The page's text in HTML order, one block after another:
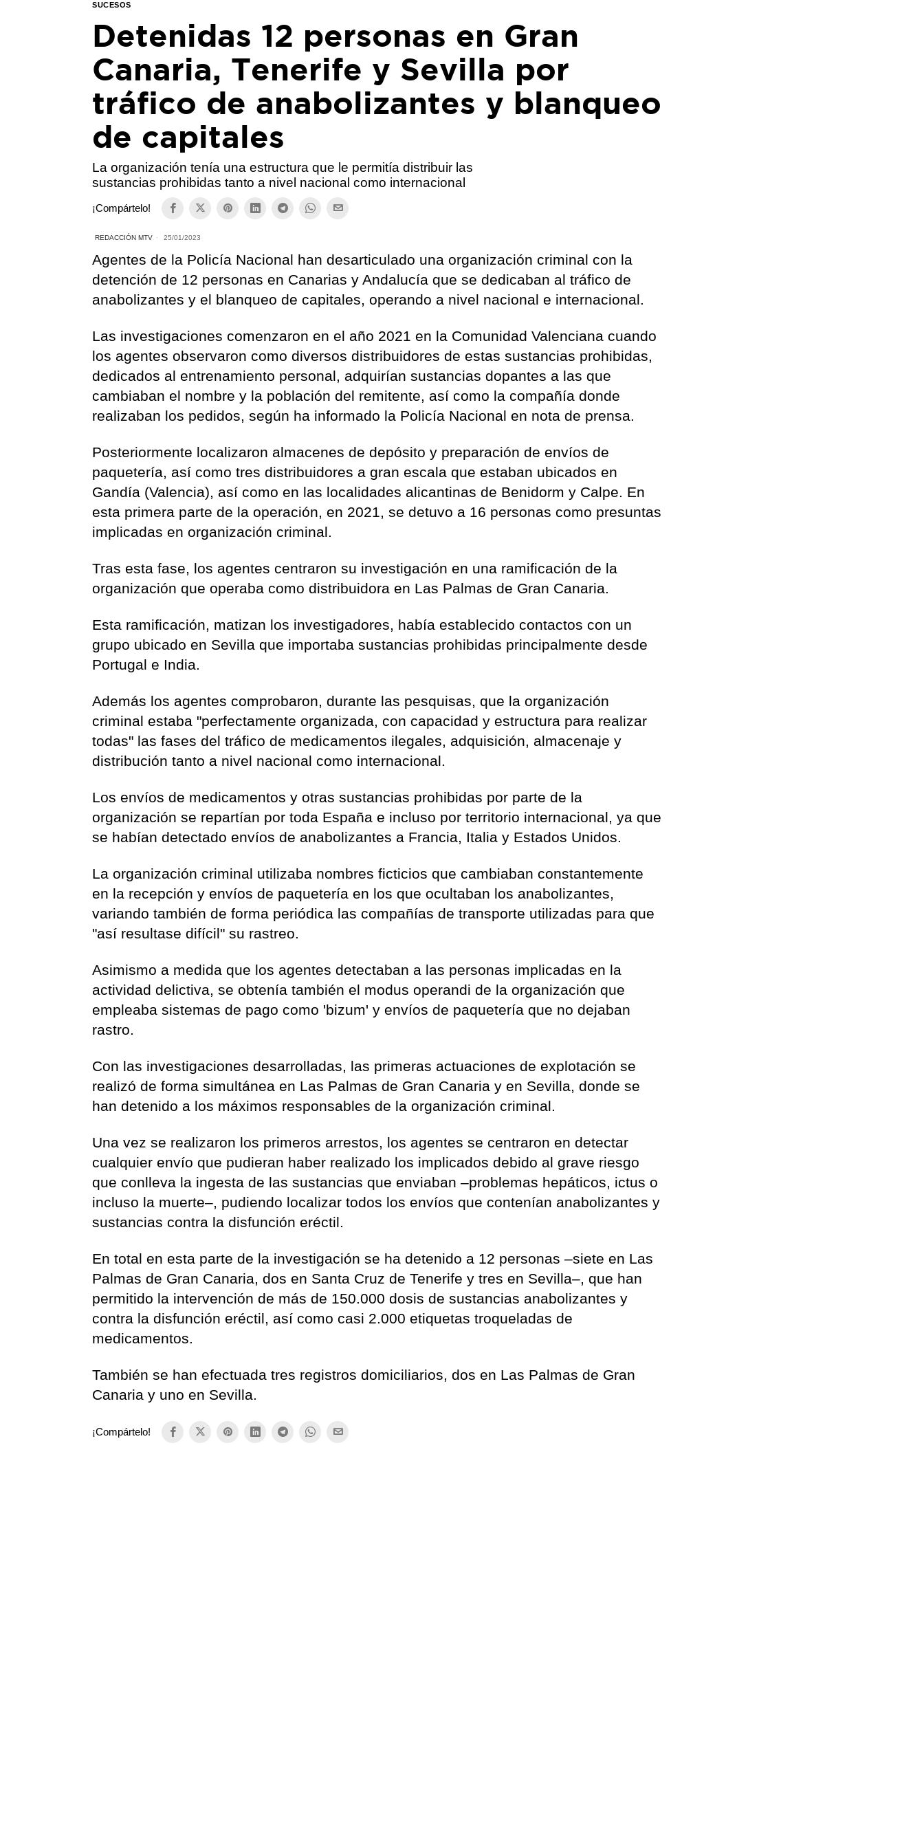
SUCESOS
Detenidas 12 personas en Gran
Canaria, Tenerife y Sevilla por
tráfico de anabolizantes y blanqueo
de capitales
La organización tenía una estructura que le permitía distribuir las
sustancias prohibidas tanto a nivel nacional como internacional
¡Compártelo!
REDACCIÓN MTV 25/01/2023
Agentes de la Policía Nacional han desarticulado una organización criminal con la
detención de 12 personas en Canarias y Andalucía que se dedicaban al tráfico de
anabolizantes y el blanqueo de capitales, operando a nivel nacional e internacional.
Las investigaciones comenzaron en el año 2021 en la Comunidad Valenciana cuando
los agentes observaron como diversos distribuidores de estas sustancias prohibidas,
dedicados al entrenamiento personal, adquirían sustancias dopantes a las que
cambiaban el nombre y la población del remitente, así como la compañía donde
realizaban los pedidos, según ha informado la Policía Nacional en nota de prensa.
Posteriormente localizaron almacenes de depósito y preparación de envíos de
paquetería, así como tres distribuidores a gran escala que estaban ubicados en
Gandía (Valencia), así como en las localidades alicantinas de Benidorm y Calpe. En
esta primera parte de la operación, en 2021, se detuvo a 16 personas como presuntas
implicadas en organización criminal.
Tras esta fase, los agentes centraron su investigación en una ramificación de la
organización que operaba como distribuidora en Las Palmas de Gran Canaria.
Esta ramificación, matizan los investigadores, había establecido contactos con un
grupo ubicado en Sevilla que importaba sustancias prohibidas principalmente desde
Portugal e India.
Además los agentes comprobaron, durante las pesquisas, que la organización
criminal estaba "perfectamente organizada, con capacidad y estructura para realizar
todas" las fases del tráfico de medicamentos ilegales, adquisición, almacenaje y
distribución tanto a nivel nacional como internacional.
Los envíos de medicamentos y otras sustancias prohibidas por parte de la
organización se repartían por toda España e incluso por territorio internacional, ya que
se habían detectado envíos de anabolizantes a Francia, Italia y Estados Unidos.
La organización criminal utilizaba nombres ficticios que cambiaban constantemente
en la recepción y envíos de paquetería en los que ocultaban los anabolizantes,
variando también de forma periódica las compañías de transporte utilizadas para que
"así resultase difícil" su rastreo.
Asimismo a medida que los agentes detectaban a las personas implicadas en la
actividad delictiva, se obtenía también el modus operandi de la organización que
empleaba sistemas de pago como 'bizum' y envíos de paquetería que no dejaban
rastro.
Con las investigaciones desarrolladas, las primeras actuaciones de explotación se
realizó de forma simultánea en Las Palmas de Gran Canaria y en Sevilla, donde se
han detenido a los máximos responsables de la organización criminal.
Una vez se realizaron los primeros arrestos, los agentes se centraron en detectar
cualquier envío que pudieran haber realizado los implicados debido al grave riesgo
que conlleva la ingesta de las sustancias que enviaban –problemas hepáticos, ictus o
incluso la muerte–, pudiendo localizar todos los envíos que contenían anabolizantes y
sustancias contra la disfunción eréctil.
En total en esta parte de la investigación se ha detenido a 12 personas –siete en Las
Palmas de Gran Canaria, dos en Santa Cruz de Tenerife y tres en Sevilla–, que han
permitido la intervención de más de 150.000 dosis de sustancias anabolizantes y
contra la disfunción eréctil, así como casi 2.000 etiquetas troqueladas de
medicamentos.
También se han efectuada tres registros domiciliarios, dos en Las Palmas de Gran
Canaria y uno en Sevilla.
¡Compártelo!